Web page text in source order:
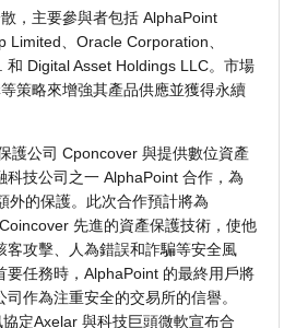
，主要參與者包括 AlphaPoint
Limited、Oracle Corporation、
Digital Asset Holdings LLC。市場
策略來增強其產品供應並獲得永續
護公司 Cponcover 與提供數位資產
科技公司之一 AlphaPoint 合作，為
外的保護。此次合作預計將為
先進的資產保護技術，使他
客攻擊、人為錯誤和詐騙等安全風
要任務時，AlphaPoint 的最終用戶將
作為注重安全的交易所的信譽。
定Axelar 與科技巨頭微軟宣布合